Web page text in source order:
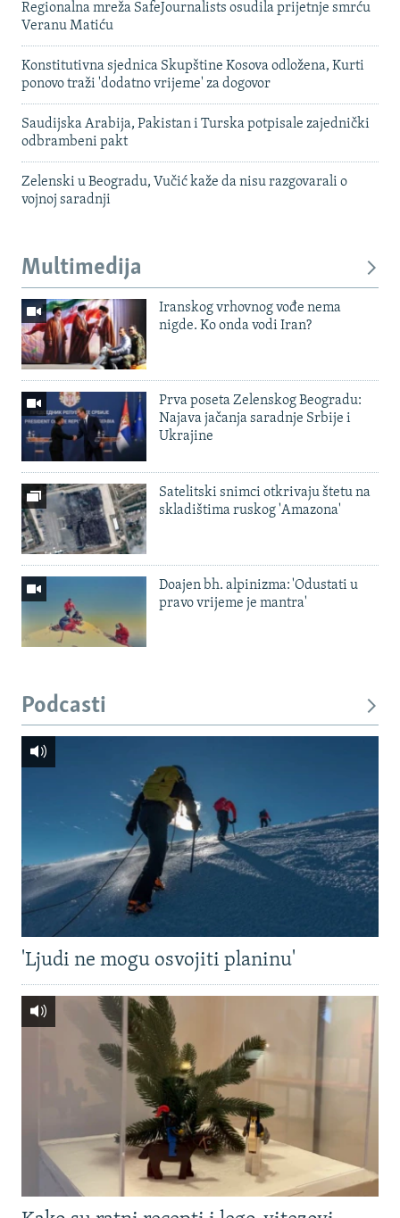
Regionalna mreža SafeJournalists osudila prijetnje smrću
Veranu Matiću
Konstitutivna sjednica Skupštine Kosova odložena, Kurti
ponovo traži 'dodatno vrijeme' za dogovor
Saudijska Arabija, Pakistan i Turska potpisale zajednički
odbrambeni pakt
Zelenski u Beogradu, Vučić kaže da nisu razgovarali o
vojnoj saradnji
Multimedija
Iranskog vrhovnog vođe nema
nigde. Ko onda vodi Iran?
Prva poseta Zelenskog Beogradu:
Najava jačanja saradnje Srbije i
Ukrajine
Satelitski snimci otkrivaju štetu na
skladištima ruskog 'Amazona'
Doajen bh. alpinizma: 'Odustati u
pravo vrijeme je mantra'
Podcasti
'Ljudi ne mogu osvojiti planinu'